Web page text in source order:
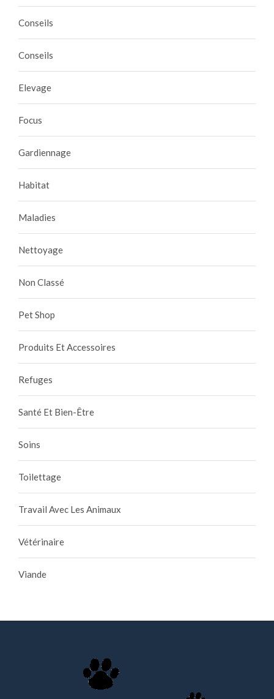
Conseils
Conseils
Elevage
Focus
Gardiennage
Habitat
Maladies
Nettoyage
Non Classé
Pet Shop
Produits Et Accessoires
Refuges
Santé Et Bien-Être
Soins
Toilettage
Travail Avec Les Animaux
Vétérinaire
Viande